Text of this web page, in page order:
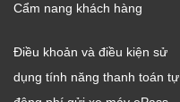
Cẩm nang khách hàng
Điều khoản và điều kiện sử
dụng tính năng thanh toán tự